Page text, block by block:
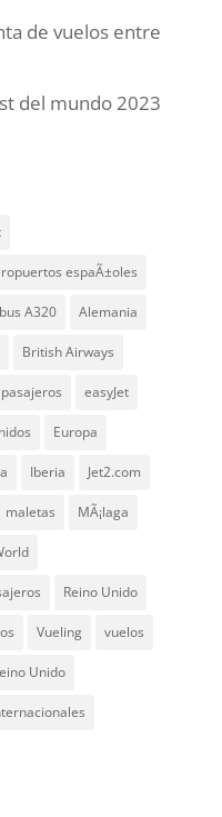
de vuelos entre
del mundo 2023
espaÃ±oles
A320 Alemania
British Airways
easyJet
Europa
Iberia Jet2.com
maletas MÃ¡laga
Reino Unido
Vueling vuelos
Unido